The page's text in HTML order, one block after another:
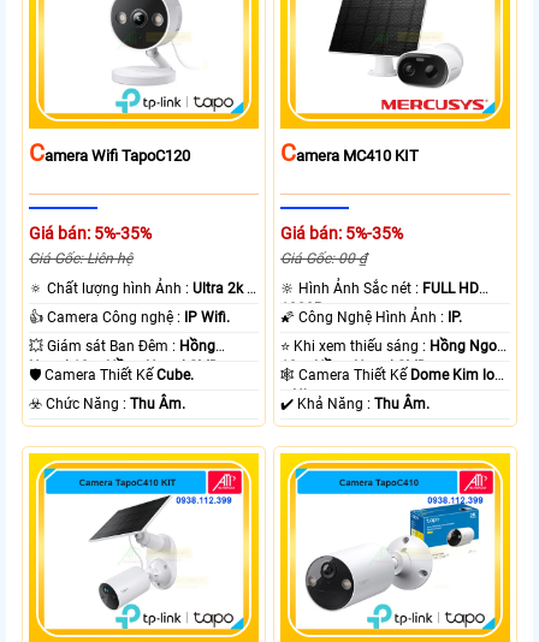
CAmera Wifi TapoC120
Giá bán: 5%-35%
Giá Gốc: Liên hệ
🔅 Chất lượng hình Ảnh :Ultra 2k +
.
👍 Camera Công nghệ :
IP Wifi.
💥 Giám sát Ban Đêm : Hồng
Ngoại 10m Hồng Ngoại SMD.
🛡 Camera Thiết KếCube.
️☣️ Chức Năng :Thu Âm.
CAmera MC410 KIT
Giá bán: 5%-35%
Giá Gốc: 00 ₫
🔆 Hình Ảnh Sắc nét : FULL HD
1080P .
🌠 Công Nghệ Hình Ảnh :
IP.
⭐ Khi xem thiếu sáng : Hồng Ngoại
10m Hồng Ngoại SMD.
🕸️ Camera Thiết Kế Dome Kim loại
+ Nhựa.
️✔️ Khả Năng :Thu Âm.